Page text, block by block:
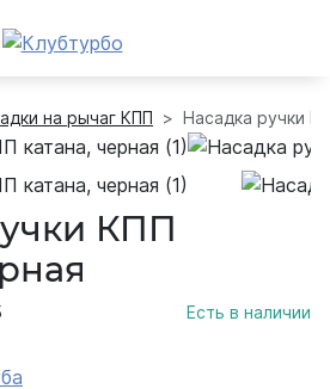
на рычаг КПП Насадка ручки
КПП
Есть в наличии